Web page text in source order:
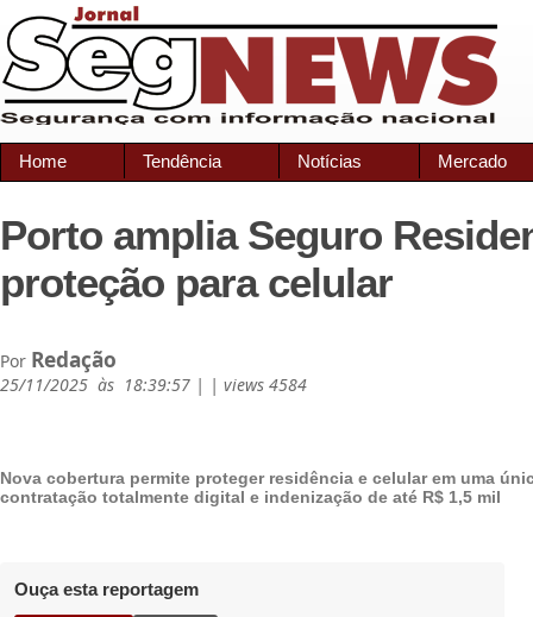
Home Tendência Notícias Mercado
Porto amplia Seguro
proteção para celular
Por Redação
25/11/2025 às 18:39:57 | | views 4584
Nova cobertura permite proteger residência e celular em uma
contratação totalmente digital e indenização de até R$ 1,5 mil
Ouça esta reportagem